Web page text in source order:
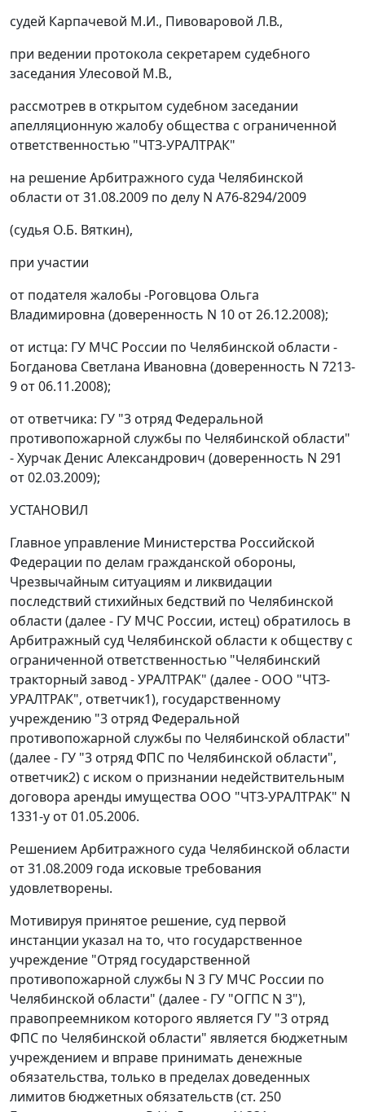
судей Карпачевой М.И., Пивоваровой Л.В.,
при ведении протокола секретарем судебного
заседания Улесовой М.В.,
рассмотрев в открытом судебном заседании
апелляционную жалобу общества с ограниченной
ответственностью "ЧТЗ-УРАЛТРАК"
на решение Арбитражного суда Челябинской
области от 31.08.2009 по делу N А76-8294/2009
(судья О.Б. Вяткин),
при участии
от подателя жалобы -Роговцова Ольга
Владимировна (доверенность N 10 от 26.12.2008);
от истца: ГУ МЧС России по Челябинской области -
Богданова Светлана Ивановна (доверенность N 7213-
9 от 06.11.2008);
от ответчика: ГУ "3 отряд Федеральной
противопожарной службы по Челябинской области"
- Хурчак Денис Александрович (доверенность N 291
от 02.03.2009);
УСТАНОВИЛ
Главное управление Министерства Российской
Федерации по делам гражданской обороны,
Чрезвычайным ситуациям и ликвидации
последствий стихийных бедствий по Челябинской
области (далее - ГУ МЧС России, истец) обратилось в
Арбитражный суд Челябинской области к обществу с
ограниченной ответственностью "Челябинский
тракторный завод - УРАЛТРАК" (далее - ООО "ЧТЗ-
УРАЛТРАК", ответчик1), государственному
учреждению "3 отряд Федеральной
противопожарной службы по Челябинской области"
(далее - ГУ "3 отряд ФПС по Челябинской области",
ответчик2) с иском о признании недействительным
договора аренды имущества ООО "ЧТЗ-УРАЛТРАК" N
1331-у от 01.05.2006.
Решением Арбитражного суда Челябинской области
от 31.08.2009 года исковые требования
удовлетворены.
Мотивируя принятое решение, суд первой
инстанции указал на то, что государственное
учреждение "Отряд государственной
противопожарной службы N 3 ГУ МЧС России по
Челябинской области" (далее - ГУ "ОГПС N 3"),
правопреемником которого является ГУ "3 отряд
ФПС по Челябинской области" является бюджетным
учреждением и вправе принимать денежные
обязательства, только в пределах доведенных
лимитов бюджетных обязательств (ст. 250